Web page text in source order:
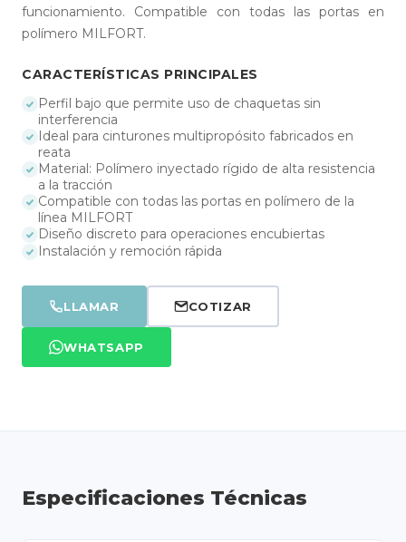
funcionamiento. Compatible con todas las portas en
polímero MILFORT.
CARACTERÍSTICAS PRINCIPALES
Perfil bajo que permite uso de chaquetas sin
interferencia
Ideal para cinturones multipropósito fabricados en
reata
Material: Polímero inyectado rígido de alta resistencia
a la tracción
Compatible con todas las portas en polímero de la
línea MILFORT
Diseño discreto para operaciones encubiertas
Instalación y remoción rápida
LLAMAR COTIZAR
WHATSAPP
Especificaciones Técnicas